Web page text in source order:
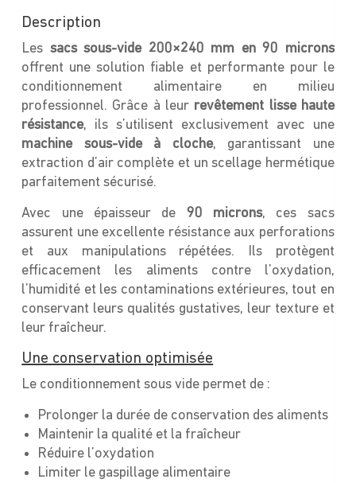
Description
Les sacs sous-vide 200×240 mm en 90 microns
offrent une solution fiable et performante pour le
conditionnement alimentaire en milieu
professionnel. Grâce à leur revêtement lisse haute
résistance, ils s’utilisent exclusivement avec une
machine sous-vide à cloche, garantissant une
extraction d’air complète et un scellage hermétique
parfaitement sécurisé.
Avec une épaisseur de 90 microns, ces sacs
assurent une excellente résistance aux perforations
et aux manipulations répétées. Ils protègent
efficacement les aliments contre l’oxydation,
l’humidité et les contaminations extérieures, tout en
conservant leurs qualités gustatives, leur texture et
leur fraîcheur.
Une conservation optimisée
Le conditionnement sous vide permet de :
Prolonger la durée de conservation des aliments
Maintenir la qualité et la fraîcheur
Réduire l’oxydation
Limiter le gaspillage alimentaire